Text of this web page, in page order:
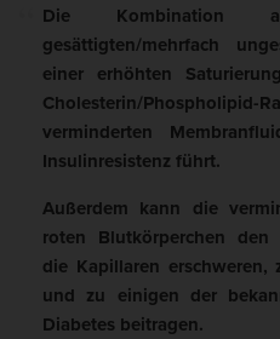
Die Kombination
gesättigten/mehrfach
einer erhöhten
Cholesterin/
verminderten
Insulinresistenz führt.
Außerdem kann die
roten Blutkörperchen den
die Kapillaren
und zu einigen der
Diabetes beitragen.